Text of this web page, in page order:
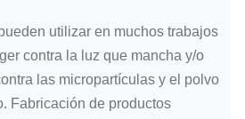
utilizar en muchos trabajos
contra la luz que mancha y/o
las micropartículas y el polvo
Fabricación de productos